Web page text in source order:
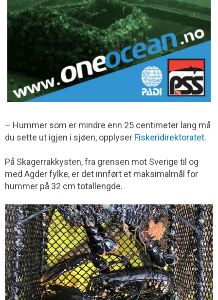
– Hummer som er mindre enn 25 centimeter lang må
du sette ut igjen i sjøen, opplyser Fiskeridirektoratet.
På Skagerrakkysten, fra grensen mot Sverige til og
med Agder fylke, er det innført et maksimalmål for
hummer på 32 cm totallengde.